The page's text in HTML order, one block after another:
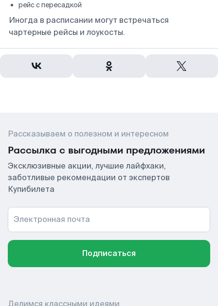
рейс с пересадкой
Иногда в расписании могут встречаться
чартерные рейсы и лоукосты.
Рассказываем о полезном и интересном
Рассылка с выгодными предложениями
Эксклюзивные акции, лучшие лайфхаки,
заботливые рекомендации от экспертов
Купибилета
Электронная почта
Подписаться
Делимся классными идеями